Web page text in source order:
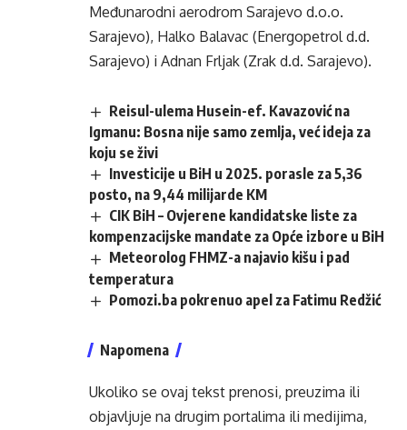
Međunarodni aerodrom Sarajevo d.o.o.
Sarajevo), Halko Balavac (Energopetrol d.d.
Sarajevo) i Adnan Frljak (Zrak d.d. Sarajevo).
Reisul-ulema Husein-ef. Kavazović na
Igmanu: Bosna nije samo zemlja, već ideja za
koju se živi
Investicije u BiH u 2025. porasle za 5,36
posto, na 9,44 milijarde KM
CIK BiH – Ovjerene kandidatske liste za
kompenzacijske mandate za Opće izbore u BiH
Meteorolog FHMZ-a najavio kišu i pad
temperatura
Pomozi.ba pokrenuo apel za Fatimu Redžić
Napomena
Ukoliko se ovaj tekst prenosi, preuzima ili
objavljuje na drugim portalima ili medijima,